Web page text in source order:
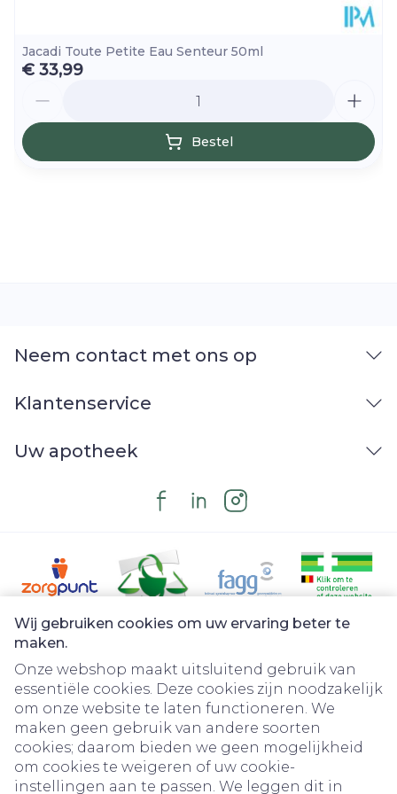
Wij gebruiken cookies om uw ervaring beter te
maken.
Onze webshop maakt uitsluitend gebruik van
essentiële cookies. Deze cookies zijn noodzakelijk
om onze website te laten functioneren. We
maken geen gebruik van andere soorten
cookies; daarom bieden we geen mogelijkheid
om cookies te weigeren of uw cookie-
instellingen aan te passen. We leggen dit in
Jacadi Toute Petite Eau Senteur 50ml
€ 33,99
Bestel
Neem contact met ons op
Klantenservice
Uw apotheek
Juridische links